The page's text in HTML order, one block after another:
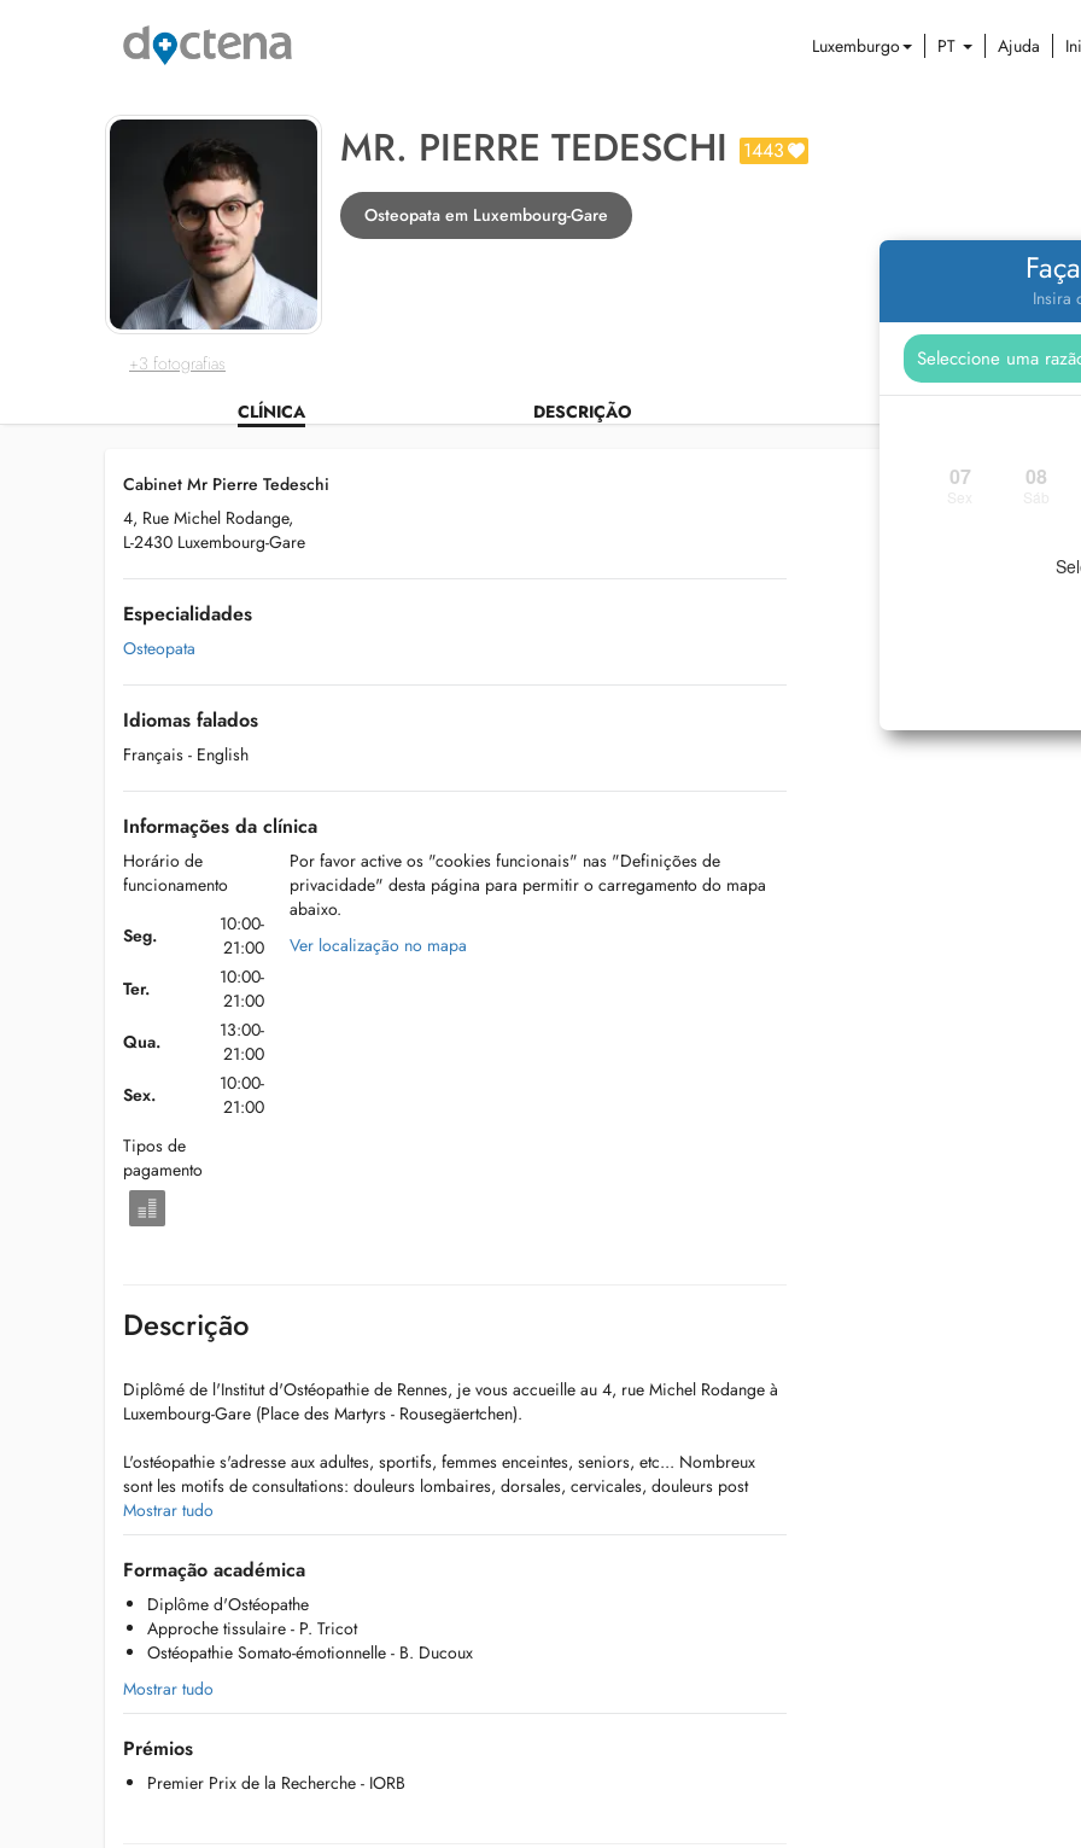
Luxemburgo PT Ajuda
+3 fotografias
MR. PIERRE TEDESCHI 1443
Osteopata em Luxembourg-Gare
CLÍNICA DESCRIÇÃO
Insira
07 08
Cabinet Mr Pierre Tedeschi
4, Rue Michel Rodange,
L-2430 Luxembourg-Gare
Especialidades
Osteopata
Idiomas falados
Français - English
Informações da clínica
Horário de
funcionamento
Seg.
10:00-
21:00
Ter.
10:00-
21:00
Qua.
13:00-
21:00
Sex.
10:00-
21:00
Tipos de
pagamento
Por favor active os "cookies funcionais" nas "Definições de
privacidade" desta página para permitir o carregamento do mapa
abaixo.
Ver localização no mapa
Descrição
Diplômé de l'Institut d'Ostéopathie de Rennes, je vous accueille au 4, rue Michel Rodange à
Luxembourg-Gare (Place des Martyrs - Rousegäertchen).
L'ostéopathie s'adresse aux adultes, sportifs, femmes enceintes, seniors, etc... Nombreux
sont les motifs de consultations: douleurs lombaires, dorsales, cervicales, douleurs post
traumatiques ou post chirurgicales, troubles du transit, etc...
Mon parcours de danseur professionnel et ma formation d'ostéopathie m'ont permis de
renforcer ma passion pour le corps humain.
Vous pouvez me contacter au +352 661 891 010 pour tout renseignement ou annulation d'un
rendez-vous.
Site internet: https://www.tedeschi-pierre.lu/votre-osteopathe/
Mostrar tudo
Formação académica
Diplôme d'Ostéopathe
Approche tissulaire - P. Tricot
Ostéopathie Somato-émotionnelle - B. Ducoux
Mostrar tudo
Prémios
Premier Prix de la Recherche - IORB